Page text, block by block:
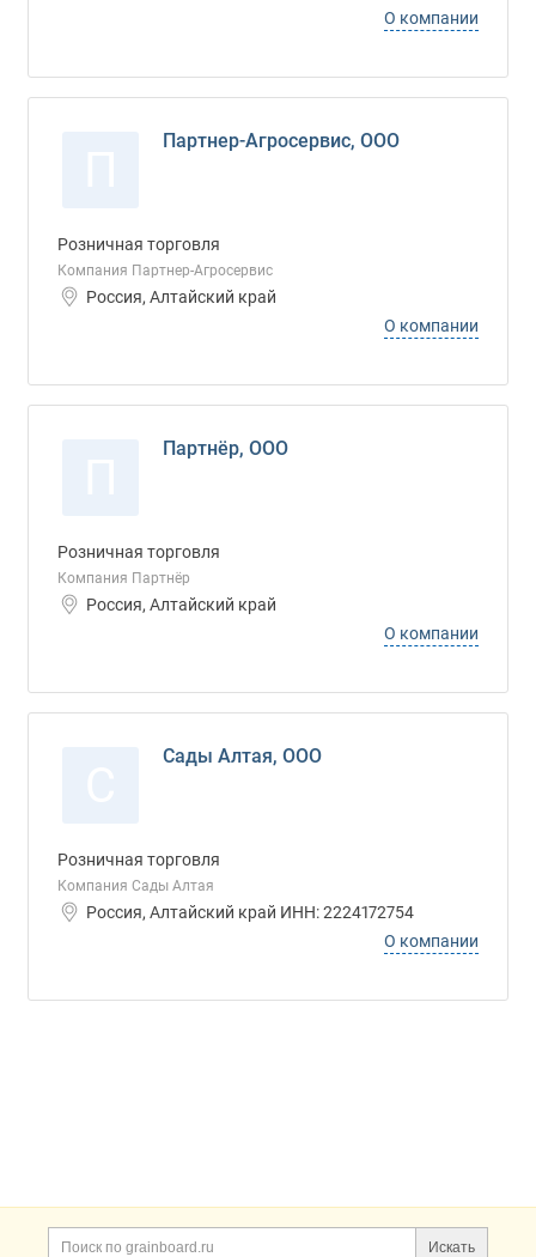
О компании
Партнер-Агросервис, ООО
Розничная торговля
Компания Партнер-Агросервис
Россия, Алтайский край
О компании
Партнёр, ООО
Розничная торговля
Компания Партнёр
Россия, Алтайский край
О компании
Сады Алтая, ООО
Розничная торговля
Компания Сады Алтая
Россия, Алтайский край ИНН: 2224172754
О компании
Дополнительная информация
Поиск по сайту и
Искать